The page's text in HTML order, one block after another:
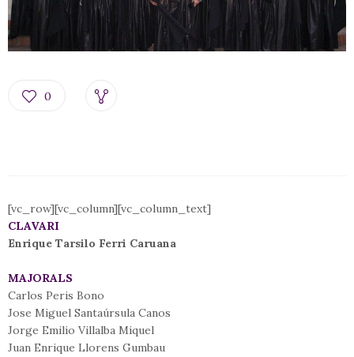
0
[vc_row][vc_column][vc_column_text]
CLAVARI
Enrique Tarsilo Ferri Caruana
MAJORALS
Carlos Peris Bono
Jose Miguel Santaúrsula Canos
Jorge Emilio Villalba Miquel
Juan Enrique Llorens Gumbau